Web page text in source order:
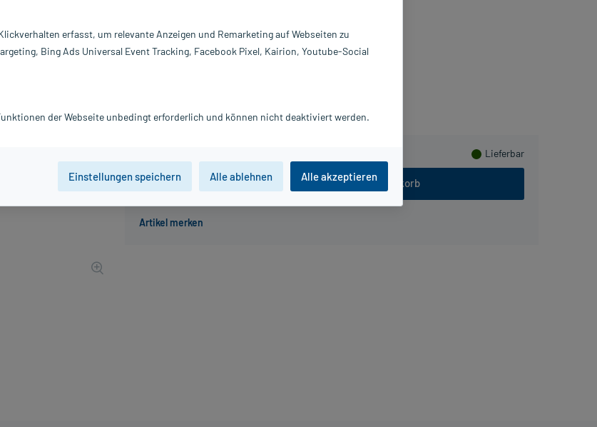
inkl. MwSt. zzgl.Versandkosten
Lieferbar
In den Warenkorb
Hersteller:
SALUS Pharma GmbH
Information:
Beipackzettel als PDF
erfasst, um relevante Anzeigen und Remarketing auf Webseiten zu
Bing Ads Universal Event Tracking, Facebook Pixel, Kairion, Youtube-Social
der Webseite unbedingt erforderlich und können nicht deaktiviert werden.
Einstellungen speichern Alle ablehnen Alle akzeptieren